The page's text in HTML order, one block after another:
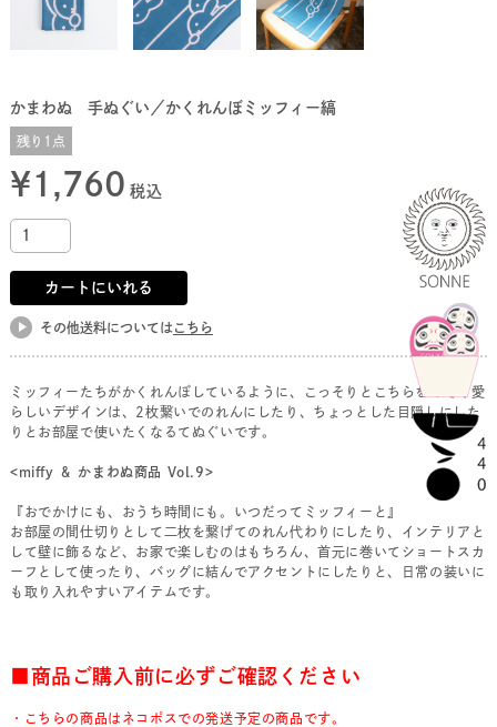
かまわぬ 手ぬぐい／かくれんぼミッフィー縞
残り1点
¥1,760 税込
カートにいれる
その他送料については こちら
ミッフィーたちがかくれんぼしているように、こっそりとこちらをのぞく愛
らしいデザインは、2枚繋いでのれんにしたり、ちょっとした目隠しにした
りとお部屋で使いたくなるてぬぐいです。
<miffy ＆ かまわぬ商品 Vol.9>
『おでかけにも、おうち時間にも。いつだってミッフィーと』
お部屋の間仕切りとして二枚を繋げてのれん代わりにしたり、インテリアと
して壁に飾るなど、お家で楽しむのはもちろん、首元に巻いてショートスカ
ーフとして使ったり、バッグに結んでアクセントにしたりと、日常の装いに
も取り入れやすいアイテムです。
■商品ご購入前に必ずご確認ください
・こちらの商品はネコポスでの発送予定の商品です。